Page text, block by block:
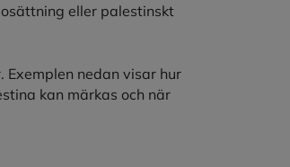
eller palestinskt
Exemplen nedan visar hur
kan märkas och när